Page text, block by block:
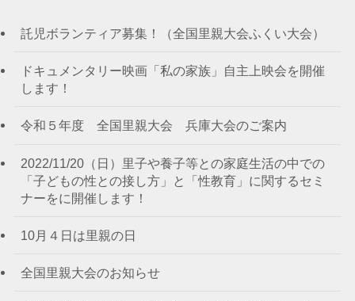
託児ボランティア募集！（全国里親大会ふくい大会）
ドキュメンタリー映画「私の家族」自主上映会を開催
します！
令和５年度 全国里親大会 兵庫大会のご案内
2022/11/20（日）里子や養子等との家庭生活の中での
「子どもの性との接し方」と「性教育」に関するセミ
ナーをに開催します！
10月４日は里親の日
全国里親大会のお知らせ